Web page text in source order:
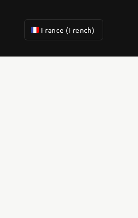
France (French)